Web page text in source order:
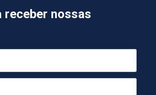
receber nossas